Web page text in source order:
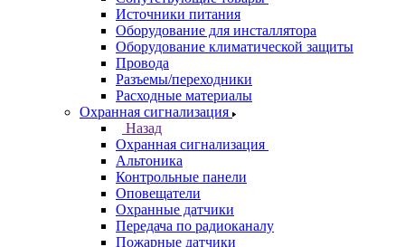
Источники питания
Оборудование для инсталлятора
Оборудование климатической защиты
Провода
Разъемы/переходники
Расходные материалы
Охранная сигнализация
Назад
Охранная сигнализация
Альтоника
Контрольные панели
Оповещатели
Охранные датчики
Передача по радиоканалу
Пожарные датчики